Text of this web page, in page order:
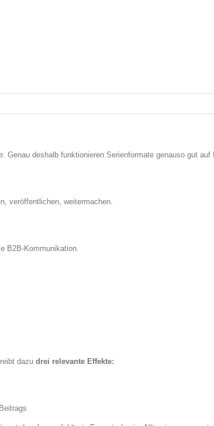
deshalb funktionieren Serienformate genauso gut
veröffentlichen, weitermachen.
B2B-Kommunikation.
dazu drei relevante Effekte: